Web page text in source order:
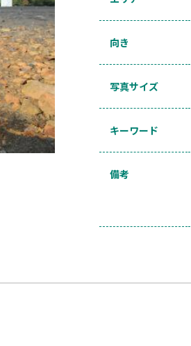
向き
写真サイズ
キーワード
備考